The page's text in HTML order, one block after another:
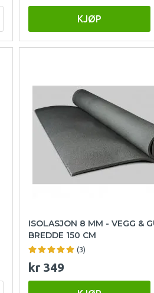
KJØP
ISOLASJON 8 MM - VEGG &
BREDDE 150 CM
(3)
kr 349